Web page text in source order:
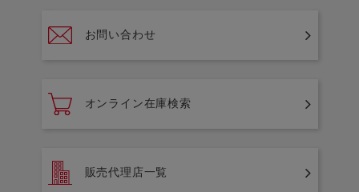
お問い合わせ
オンライン在庫検索
販売代理店一覧